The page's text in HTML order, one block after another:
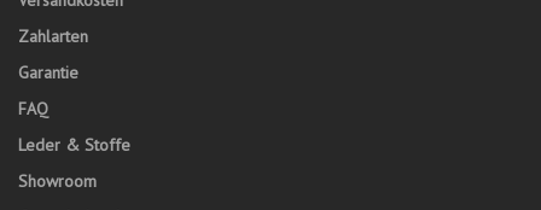
Zahlarten
Garantie
FAQ
Leder & Stoffe
Showroom